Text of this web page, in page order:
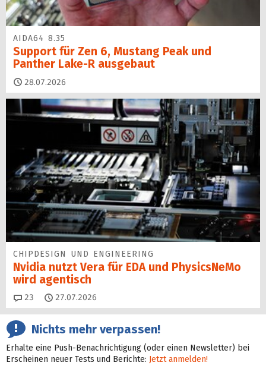
AIDA64 8.35
Support für Zen 6, Mustang Peak und
Panther Lake-R ausgebaut
28.07.2026
CHIPDESIGN UND ENGINEERING
Nvidia nutzt Vera für EDA und PhysicsNeMo
wird agentisch
23 Kommentare
27.07.2026
Nichts mehr verpassen!
Erhalte eine Push-Benachrichtigung (oder einen Newsletter) bei
Erscheinen neuer Tests und Berichte: Jetzt anmelden!